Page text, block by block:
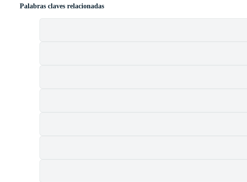
Palabras claves relacionadas